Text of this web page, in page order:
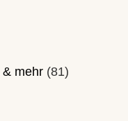
mehr (81)